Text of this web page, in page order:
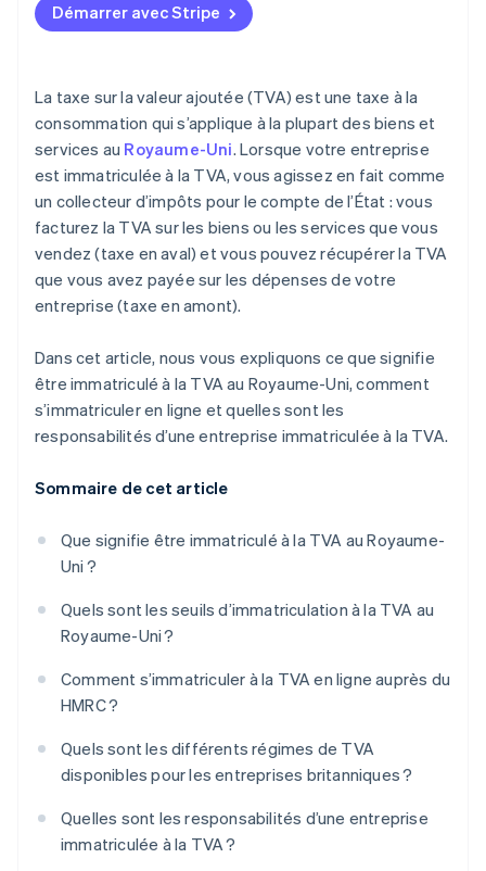
Régimes de marge
Démarrer avec Stripe
La taxe sur la valeur ajoutée (TVA) est une taxe à la
consommation qui s’applique à la plupart des biens et
services au Royaume-Uni. Lorsque votre entreprise
est immatriculée à la TVA, vous agissez en fait comme
un collecteur d’impôts pour le compte de l’État : vous
facturez la TVA sur les biens ou les services que vous
vendez (taxe en aval) et vous pouvez récupérer la TVA
que vous avez payée sur les dépenses de votre
entreprise (taxe en amont).
Dans cet article, nous vous expliquons ce que signifie
être immatriculé à la TVA au Royaume-Uni, comment
s’immatriculer en ligne et quelles sont les
responsabilités d’une entreprise immatriculée à la TVA.
Sommaire de cet article
Que signifie être immatriculé à la TVA au Royaume-
Uni ?
Quels sont les seuils d’immatriculation à la TVA au
Royaume-Uni ?
Comment s’immatriculer à la TVA en ligne auprès du
HMRC ?
Quels sont les différents régimes de TVA
disponibles pour les entreprises britanniques ?
Quelles sont les responsabilités d’une entreprise
immatriculée à la TVA ?